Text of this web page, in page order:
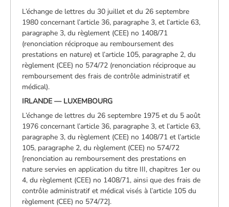
L’échange de lettres du 30 juillet et du 26 septembre
1980 concernant l’article 36, paragraphe 3, et l’article 63,
paragraphe 3, du règlement (CEE) no 1408/71
(renonciation réciproque au remboursement des
prestations en nature) et l’article 105, paragraphe 2, du
règlement (CEE) no 574/72 (renonciation réciproque au
remboursement des frais de contrôle administratif et
médical).
IRLANDE — LUXEMBOURG
L’échange de lettres du 26 septembre 1975 et du 5 août
1976 concernant l’article 36, paragraphe 3, et l’article 63,
paragraphe 3, du règlement (CEE) no 1408/71 et l’article
105, paragraphe 2, du règlement (CEE) no 574/72
[renonciation au remboursement des prestations en
nature servies en application du titre III, chapitres 1er ou
4, du règlement (CEE) no 1408/71, ainsi que des frais de
contrôle administratif et médical visés à l’article 105 du
règlement (CEE) no 574/72].